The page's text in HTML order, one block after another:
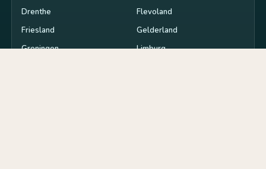
Drenthe
Flevoland
Friesland
Gelderland
Groningen
Limburg